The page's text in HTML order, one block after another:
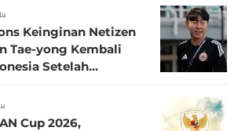
Keinginan Netizen
Tae-yong Kembali
Setelah
Cup 2026,